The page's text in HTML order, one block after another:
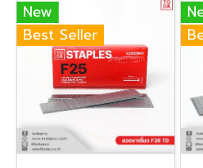
New
Best Seller